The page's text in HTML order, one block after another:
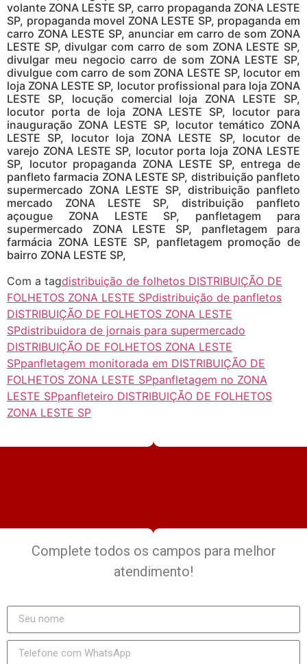
volante ZONA LESTE SP, carro propaganda ZONA LESTE
SP, propaganda movel ZONA LESTE SP, propaganda em
carro ZONA LESTE SP, anunciar em carro de som ZONA
LESTE SP, divulgar com carro de som ZONA LESTE SP,
divulgar meu negocio carro de som ZONA LESTE SP,
divulgue com carro de som ZONA LESTE SP, locutor em
loja ZONA LESTE SP, locutor profissional para loja ZONA
LESTE SP, locução comercial loja ZONA LESTE SP,
locutor porta de loja ZONA LESTE SP, locutor para
inauguração ZONA LESTE SP, locutor temático ZONA
LESTE SP, locutor loja ZONA LESTE SP, locutor de
varejo ZONA LESTE SP, locutor porta loja ZONA LESTE
SP, locutor propaganda ZONA LESTE SP, entrega de
panfleto farmacia ZONA LESTE SP, distribuição panfleto
supermercado ZONA LESTE SP, distribuição panfleto
mercado ZONA LESTE SP, distribuição panfleto
açougue ZONA LESTE SP, panfletagem para
supermercado ZONA LESTE SP, panfletagem para
farmácia ZONA LESTE SP, panfletagem promoção de
bairro ZONA LESTE SP,
Com a tagdistribuição de folhetos DISTRIBUIÇÃO DE
FOLHETOS ZONA LESTE SPdistribuição de panfletos
DISTRIBUIÇÃO DE FOLHETOS ZONA LESTE
SPdistribuidora de jornais para supermercado
DISTRIBUIÇÃO DE FOLHETOS ZONA LESTE
SPpanfletagem monitorada em DISTRIBUIÇÃO DE
FOLHETOS ZONA LESTE SPpanfletagem no ZONA
LESTE SPpanfleteiro DISTRIBUIÇÃO DE FOLHETOS
ZONA LESTE SP
Complete todos os campos para melhor
atendimento!